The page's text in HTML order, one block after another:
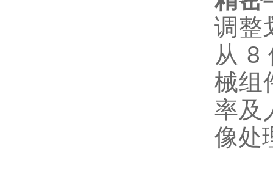
调整
从 8
械组
率及
像处